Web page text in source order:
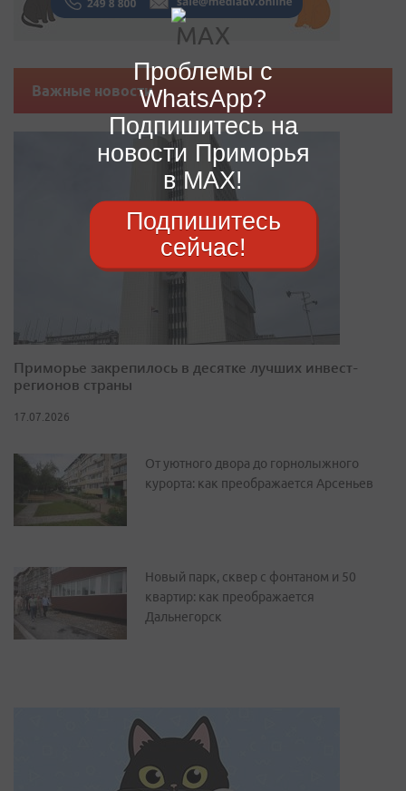
Важные новости
Приморье закрепилось в десятке лучших инвест-
регионов страны
17.07.2026
От уютного двора до горнолыжного
курорта: как преображается Арсеньев
Новый парк, сквер с фонтаном и 50
квартир: как преображается
Дальнегорск
Проблемы с
WhatsApp?
Подпишитесь на
новости Приморья
в MAX!
Подпишитесь
сейчас!